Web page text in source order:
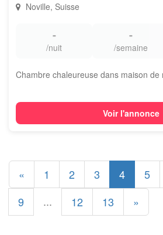
Noville, Suisse
-
/nuit
-
/semaine
Chambre chaleureuse dans maison
Voir l'annonce
« 1 2 3 4 5
9
... 12 13 »